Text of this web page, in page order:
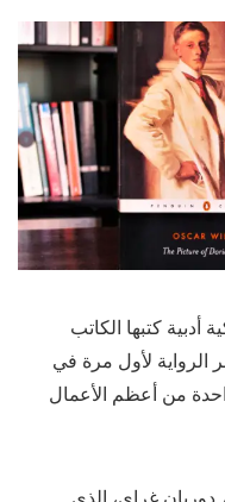
أدبية كتبها الكاتب
الرواية لأول مرة في
واحدة من أعظم الأعمال